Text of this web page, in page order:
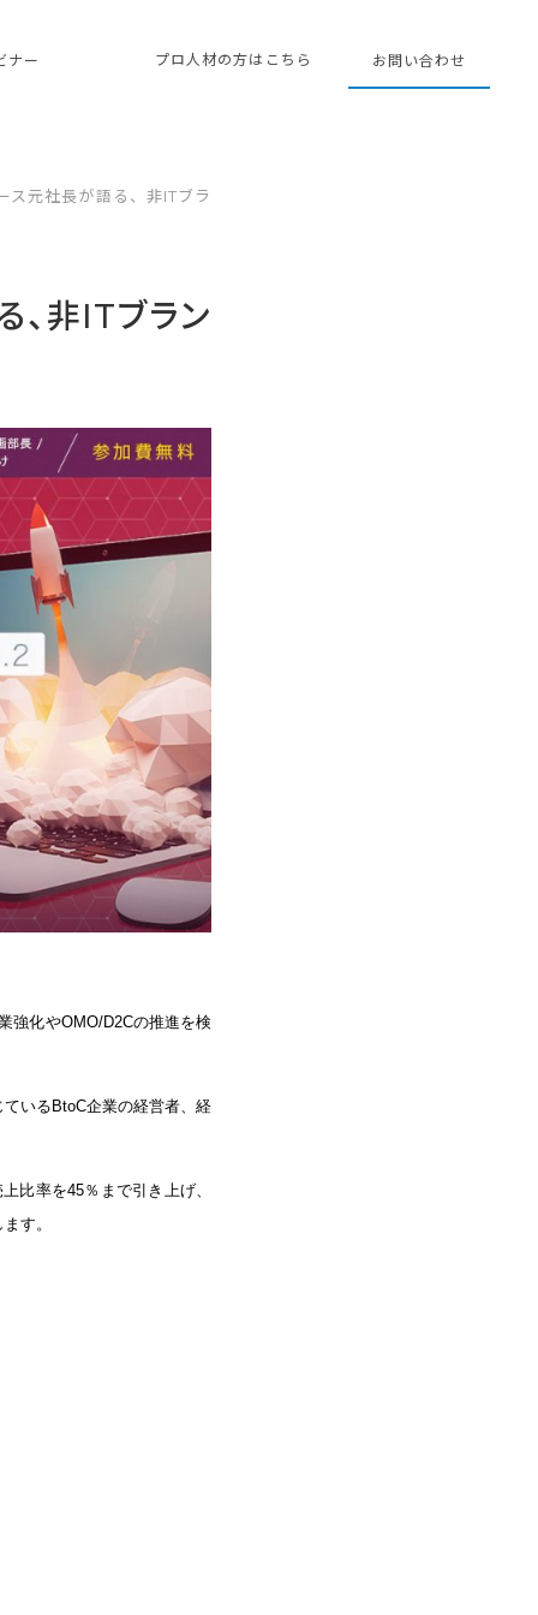
ナー プロ人材の方はこちら お問い合わせ
元社長が語る、非ITブラ
、非ITブラン
強化やOMO/D2Cの推進を検
いるBtoC企業の経営者、経
比率を45％まで引き上げ、
す。